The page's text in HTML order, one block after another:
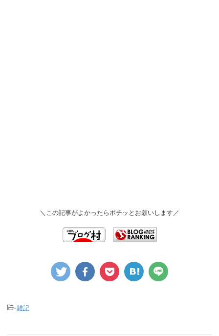
＼この記事がよかったらポチッとお願いします／
-雑記